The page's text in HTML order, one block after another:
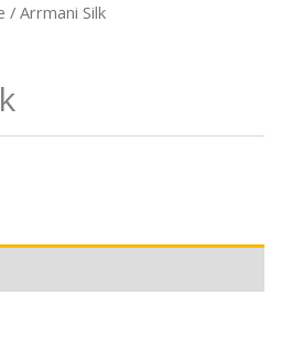
/ Arrmani Silk